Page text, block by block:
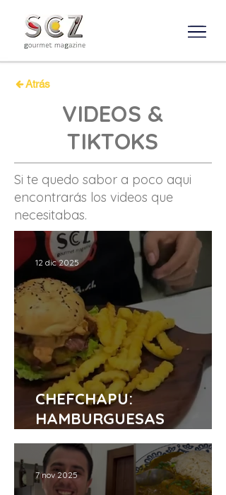
Atrás
VIDEOS &
TIKTOKS
Si te quedo sabor a poco aqui
encontrarás los videos que
necesitabas.
CHEFCHAPU:
HAMBURGUESAS
GOURMET
12 dic 2025
7 nov 2025